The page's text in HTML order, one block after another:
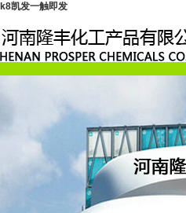
k8凯发一触即发